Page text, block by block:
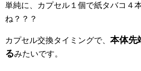
単純に、カプセル１個で紙タバコ４
ね？？？
カプセル交換タイミングで、 本体先
るみたいです。